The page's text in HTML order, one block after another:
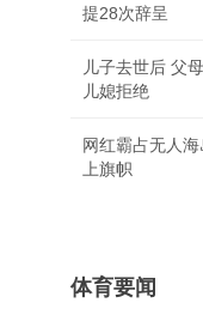
提28次辞呈
儿子去世后 父
儿媳拒绝
网红霸占无人
上旗帜
体育要闻